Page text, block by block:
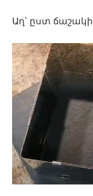
Աղ՝ ըստ ճաշակի